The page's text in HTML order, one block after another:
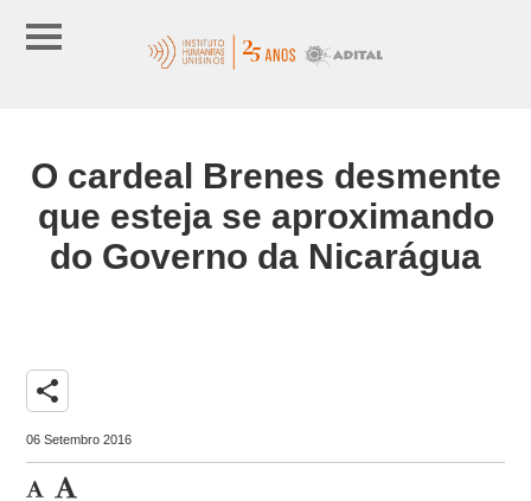
O cardeal Brenes desmente
que esteja se aproximando
do Governo da Nicarágua
share
06 Setembro 2016